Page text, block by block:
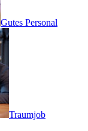
Gutes Personal
Traumjob